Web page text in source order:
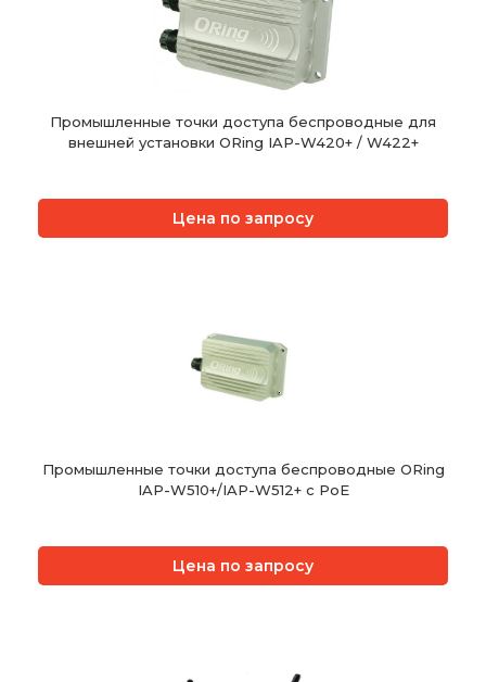
Промышленные точки доступа беспроводные для
внешней установки ORing IAP-W420+ / W422+
Цена по запросу
Промышленные точки доступа беспроводные ORing
IAP-W510+/IAP-W512+ c PoE
Цена по запросу